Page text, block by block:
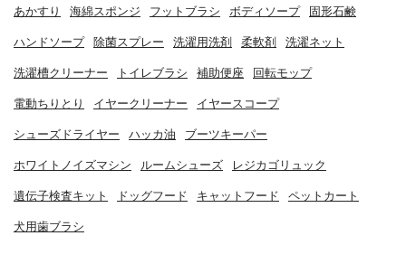
あかすり 海綿スポンジ フットブラシ ボディソープ 固形石鹸
ハンドソープ 除菌スプレー 洗濯用洗剤 柔軟剤 洗濯ネット
洗濯槽クリーナー トイレブラシ 補助便座 回転モップ
電動ちりとり イヤークリーナー イヤースコープ
シューズドライヤー ハッカ油 ブーツキーパー
ホワイトノイズマシン ルームシューズ レジカゴリュック
遺伝子検査キット ドッグフード キャットフード ペットカート
犬用歯ブラシ